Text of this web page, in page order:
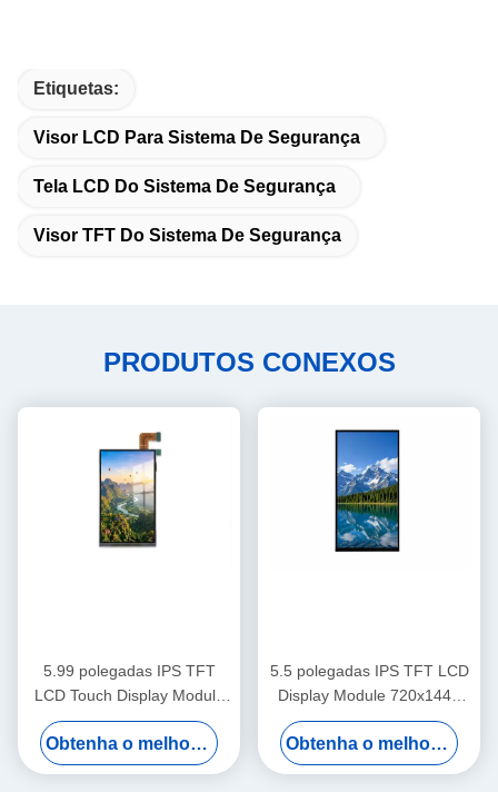
Etiquetas:
Visor LCD Para Sistema De Segurança
Tela LCD Do Sistema De Segurança
Visor TFT Do Sistema De Segurança
PRODUTOS CONEXOS
5.99 polegadas IPS TFT
LCD Touch Display Module
720x1440 MIPI Para
Sistemas de Controle de
Acesso
Obtenha o melhor preço
5.5 polegadas IPS TFT LCD
Display Module 720x1440
MIPI de alto brilho para
sistemas de segurança
Obtenha o melhor preço